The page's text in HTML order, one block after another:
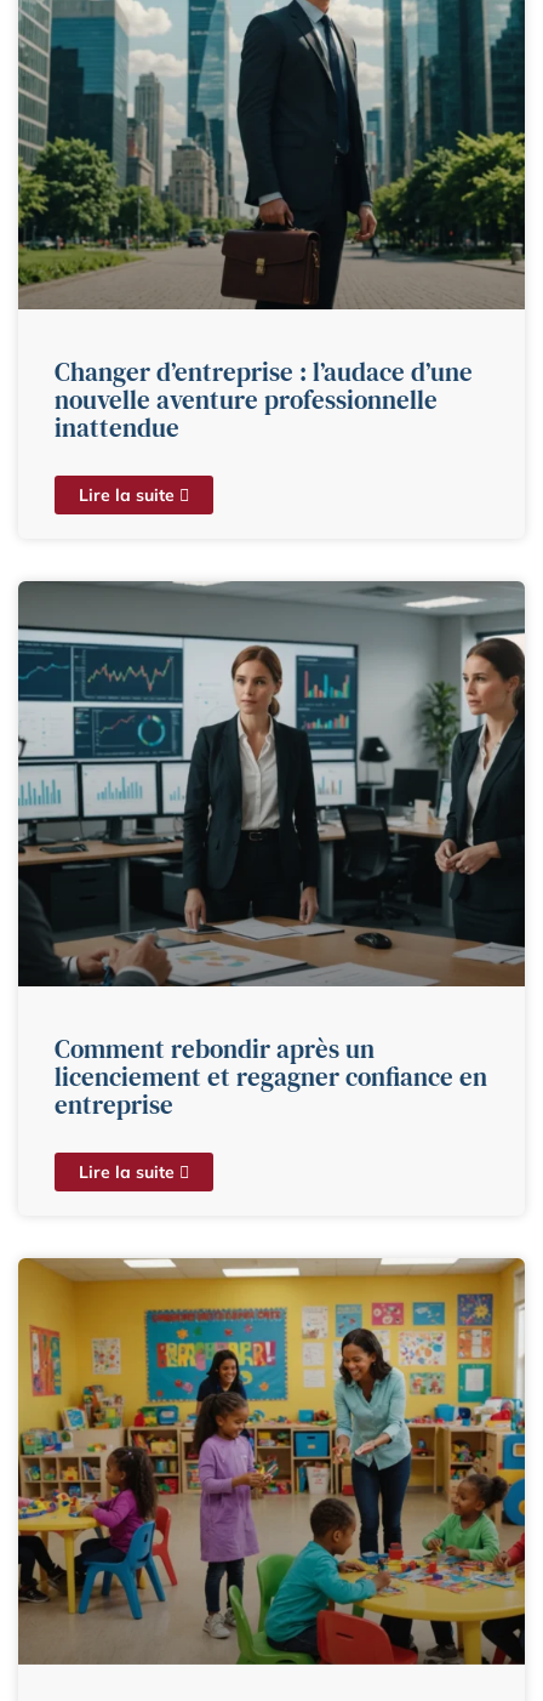
Changer d’entreprise : l’audace d’une
nouvelle aventure professionnelle
inattendue
Lire la suite
Comment rebondir après un
licenciement et regagner confiance en
entreprise
Lire la suite